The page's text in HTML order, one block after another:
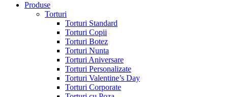
Produse
Torturi
Torturi Standard
Torturi Copii
Torturi Botez
Torturi Nunta
Torturi Aniversare
Torturi Personalizate
Torturi Valentine’s Day
Torturi Corporate